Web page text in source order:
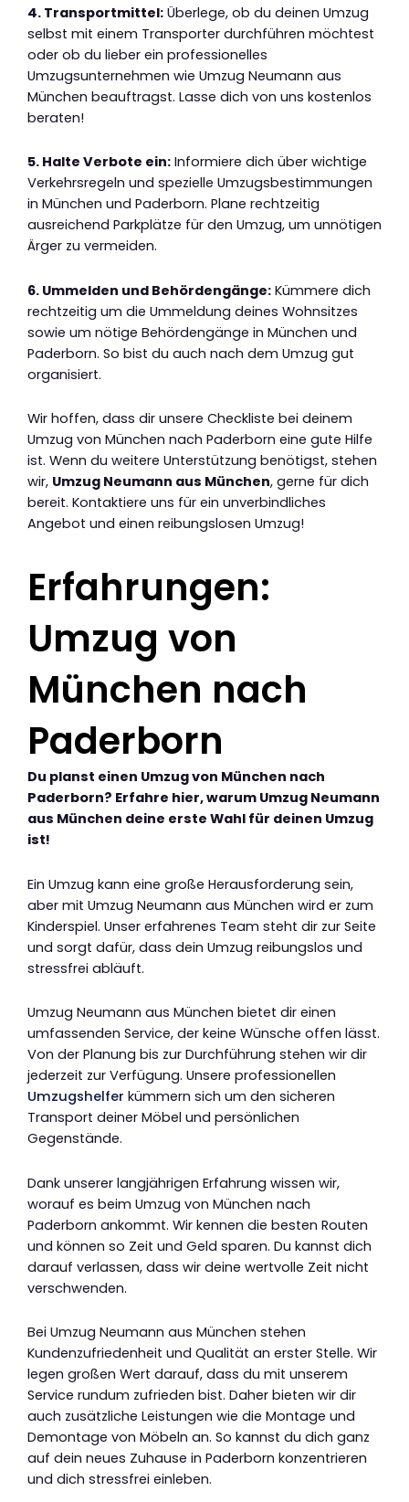
4. Transportmittel: Überlege, ob du deinen Umzug
selbst mit einem Transporter durchführen möchtest
oder ob du lieber ein professionelles
Umzugsunternehmen wie Umzug Neumann aus
München beauftragst. Lasse dich von uns kostenlos
beraten!
5. Halte Verbote ein: Informiere dich über wichtige
Verkehrsregeln und spezielle Umzugsbestimmungen
in München und Paderborn. Plane rechtzeitig
ausreichend Parkplätze für den Umzug, um unnötigen
Ärger zu vermeiden.
6. Ummelden und Behördengänge: Kümmere dich
rechtzeitig um die Ummeldung deines Wohnsitzes
sowie um nötige Behördengänge in München und
Paderborn. So bist du auch nach dem Umzug gut
organisiert.
Wir hoffen, dass dir unsere Checkliste bei deinem
Umzug von München nach Paderborn eine gute Hilfe
ist. Wenn du weitere Unterstützung benötigst, stehen
wir, Umzug Neumann aus München, gerne für dich
bereit. Kontaktiere uns für ein unverbindliches
Angebot und einen reibungslosen Umzug!
Erfahrungen:
Umzug von
München nach
Paderborn
Du planst einen Umzug von München nach
Paderborn? Erfahre hier, warum Umzug Neumann
aus München deine erste Wahl für deinen Umzug
ist!
Ein Umzug kann eine große Herausforderung sein,
aber mit Umzug Neumann aus München wird er zum
Kinderspiel. Unser erfahrenes Team steht dir zur Seite
und sorgt dafür, dass dein Umzug reibungslos und
stressfrei abläuft.
Umzug Neumann aus München bietet dir einen
umfassenden Service, der keine Wünsche offen lässt.
Von der Planung bis zur Durchführung stehen wir dir
jederzeit zur Verfügung. Unsere professionellen
Umzugshelfer kümmern sich um den sicheren
Transport deiner Möbel und persönlichen
Gegenstände.
Dank unserer langjährigen Erfahrung wissen wir,
worauf es beim Umzug von München nach
Paderborn ankommt. Wir kennen die besten Routen
und können so Zeit und Geld sparen. Du kannst dich
darauf verlassen, dass wir deine wertvolle Zeit nicht
verschwenden.
Bei Umzug Neumann aus München stehen
Kundenzufriedenheit und Qualität an erster Stelle. Wir
legen großen Wert darauf, dass du mit unserem
Service rundum zufrieden bist. Daher bieten wir dir
auch zusätzliche Leistungen wie die Montage und
Demontage von Möbeln an. So kannst du dich ganz
auf dein neues Zuhause in Paderborn konzentrieren
und dich stressfrei einleben.